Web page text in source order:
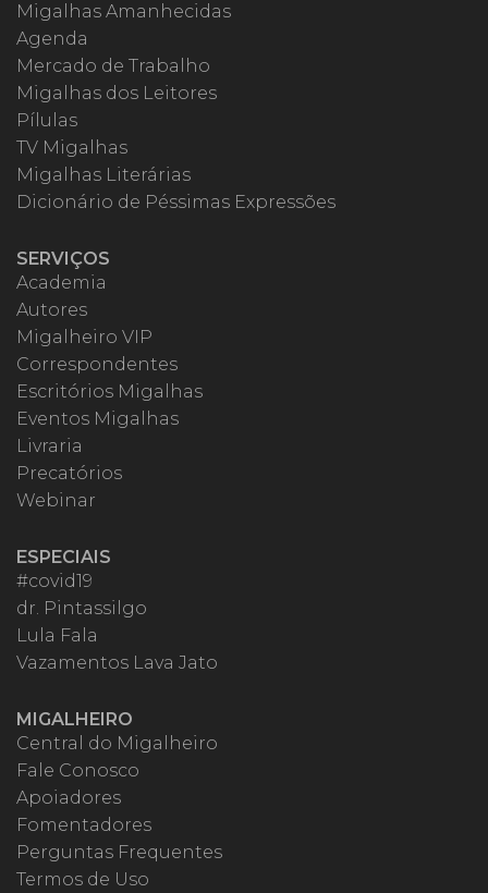
Migalhas Amanhecidas
Agenda
Mercado de Trabalho
Migalhas dos Leitores
Pílulas
TV Migalhas
Migalhas Literárias
Dicionário de Péssimas Expressões
SERVIÇOS
Academia
Autores
Migalheiro VIP
Correspondentes
Escritórios Migalhas
Eventos Migalhas
Livraria
Precatórios
Webinar
ESPECIAIS
#covid19
dr. Pintassilgo
Lula Fala
Vazamentos Lava Jato
MIGALHEIRO
Central do Migalheiro
Fale Conosco
Apoiadores
Fomentadores
Perguntas Frequentes
Termos de Uso